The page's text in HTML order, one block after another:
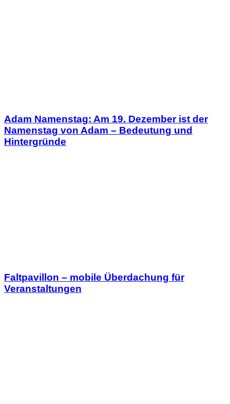
Adam Namenstag: Am 19. Dezember ist der
Namenstag von Adam – Bedeutung und
Hintergründe
Faltpavillon – mobile Überdachung für
Veranstaltungen